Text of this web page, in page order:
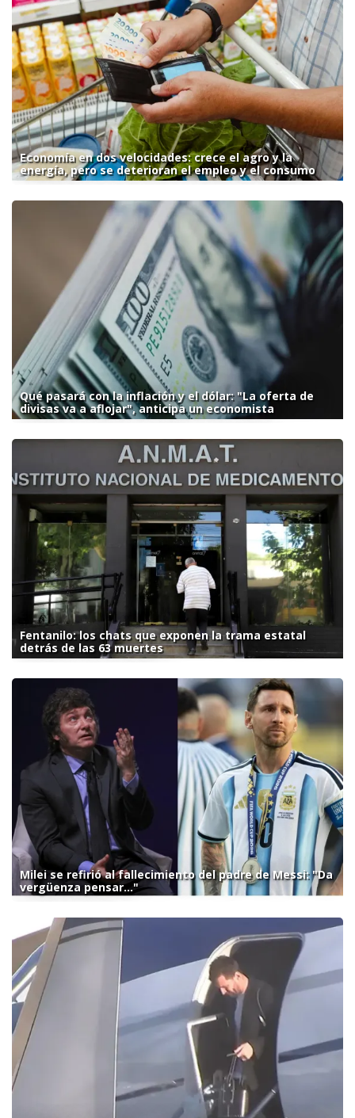
Economía en dos velocidades: crece el agro y la
energía, pero se deterioran el empleo y el consumo
Qué pasará con la inflación y el dólar: "La oferta de
divisas va a aflojar", anticipa un economista
Fentanilo: los chats que exponen la trama estatal
detrás de las 63 muertes
Milei se refirió al fallecimiento del padre de Messi: "Da
vergüenza pensar..."